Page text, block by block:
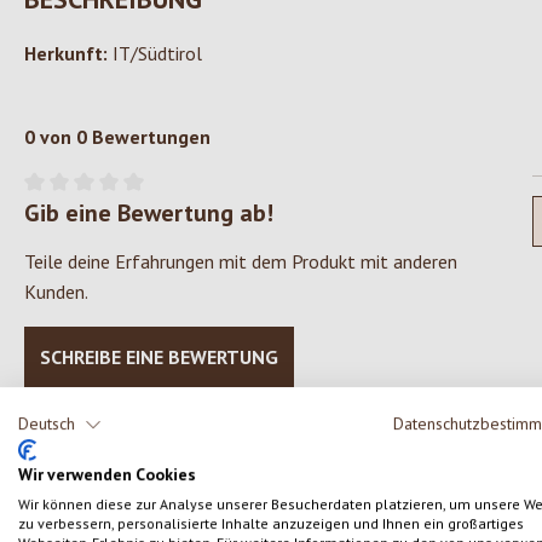
Deutsch
Wir verwenden Cookies
Wir können diese zur Analyse unserer Besucherdaten platzieren, um unsere
zu verbessern, personalisierte Inhalte anzuzeigen und Ihnen ein großartiges
Herkunft: IT/Südtirol
0 von 0 Bewertungen
Durchschnittliche Bewertung von 0 von 5 Sternen
Gib eine Bewertung ab!
Teile deine Erfahrungen mit dem Produkt mit anderen
Kunden.
SCHREIBE EINE BEWERTUNG
Produktgalerie überspringen